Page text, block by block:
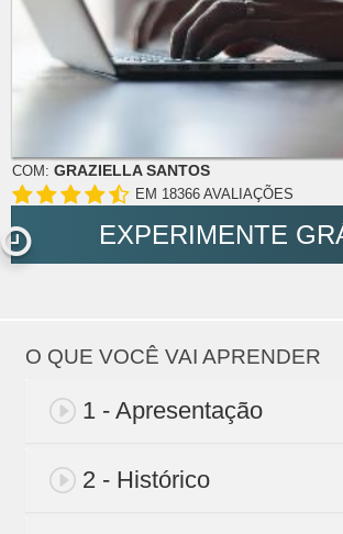
COM: GRAZIELLA SANTOS
EM 18366 AVALIAÇÕES
EXPERIMENTE
O QUE VOCÊ VAI APRENDER
1 - Apresentação
2 - Histórico